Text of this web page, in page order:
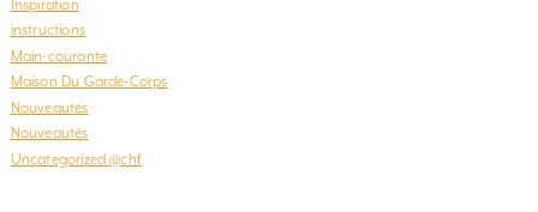
Inspiration
instructions
Main-courante
Maison Du Garde-Corps
Nouveautés
Nouveautés
Uncategorized @chf